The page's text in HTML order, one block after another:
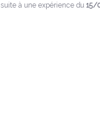
, suite à une expérience du 15/